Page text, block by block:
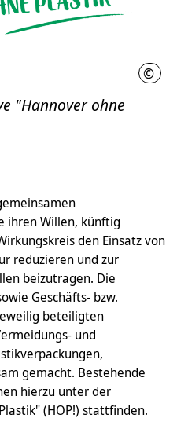
© LHH
"Hannover ohne
ihren Willen, künftig
den Einsatz von
reduzieren und zur
beizutragen. Die
Geschäfts- bzw.
beteiligten
und
gemacht. Bestehende
hierzu unter der
(HOP!) stattfinden.